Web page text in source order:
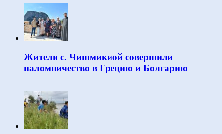
Жители с. Чишмикиой совершили
паломничество в Грецию и Болгарию